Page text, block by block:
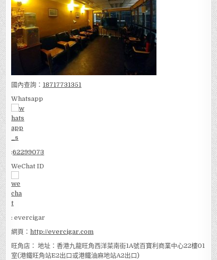
國內查詢： 18717731351
Whatsapp
:62299073
WeChat ID
: evercigar
網頁：http://evercigar.com
旺角店： 地址：香港九龍旺角西洋菜南街1A號百寶利商業中心22樓01
室(港鐵旺角站E2出口或港鐵油麻地站A2出口)